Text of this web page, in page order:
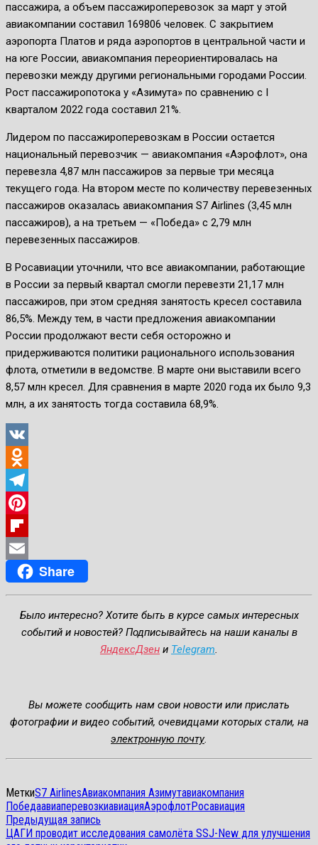
пассажира, а объем пассажироперевозок за март у этой
авиакомпании составил 169806 человек. С закрытием
аэропорта Платов и ряда аэропортов в центральной части и
на юге России, авиакомпания переориентировалась на
перевозки между другими региональными городами России.
Рост пассажиропотока у «Азимута» по сравнению с I
кварталом 2022 года составил 21%.
Лидером по пассажироперевозкам в России остается
национальный перевозчик — авиакомпания «Аэрофлот», она
перевезла 4,87 млн пассажиров за первые три месяца
текущего года. На втором месте по количеству перевезенных
пассажиров оказалась авиакомпания S7 Airlines (3,45 млн
пассажиров), а на третьем — «Победа» с 2,79 млн
перевезенных пассажиров.
В Росавиации уточнили, что все авиакомпании, работающие
в России за первый квартал смогли перевезти 21,17 млн
пассажиров, при этом средняя занятость кресел составила
86,5%. Между тем, в части предложения авиакомпании
России продолжают вести себя осторожно и
придерживаются политики рационального использования
флота, отметили в ведомстве. В марте они выставили всего
8,57 млн кресел. Для сравнения в марте 2020 года их было 9,3
млн, а их занятость тогда составила 68,9%.
VK
Odnoklassniki
Telegram
Pinterest
Flipboard
Email
Share
Было интересно? Хотите быть в курсе самых интересных
событий и новостей? Подписывайтесь на наши каналы в
ЯндексДзен и Telegram.
Вы можете сообщить нам свои новости или прислать
фотографии и видео событий, очевидцами которых стали, на
электронную почту.
МеткиS7 AirlinesАвиакомпания Азимутавиакомпания
ПобедаавиаперевозкиавиацияАэрофлотРосавиация
Навигация
Предыдущая запись
запись:
ЦАГИ проводит исследования самолёта SSJ-New для улучшения